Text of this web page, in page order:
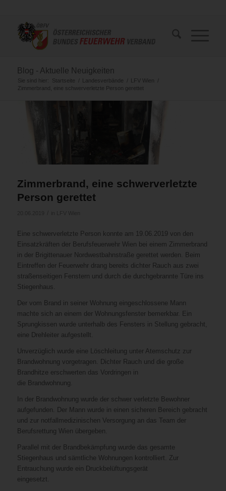
Blog - Aktuelle Neuigkeiten
Sie sind hier: Startseite / Landesverbände / LFV Wien
/
Zimmerbrand, eine schwerverletzte Person gerettet
Zimmerbrand, eine schwerverletzte
Person gerettet
Eine schwerverletzte Person konnte am 19.06.2019 von den
Einsatzkräften der Berufsfeuerwehr Wien bei einem Zimmerbrand
in der Brigittenauer Nordwestbahnstraße gerettet werden. Beim
Eintreffen der Feuerwehr drang bereits dichter Rauch aus zwei
straßenseitigen Fenstern und durch die durchgebrannte Türe ins
Stiegenhaus.
Der vom Brand in seiner Wohnung eingeschlossene Mann
machte sich an einem der Wohnungsfenster bemerkbar. Ein
Sprungkissen wurde unterhalb des Fensters in Stellung gebracht,
eine Drehleiter aufgestellt.
Unverzüglich wurde eine Löschleitung unter Atemschutz zur
Brandwohnung vorgetragen. Dichter Rauch und die große
Brandhitze erschwerten das Vordringen in
die Brandwohnung.
In der Brandwohnung wurde der schwer verletzte Bewohner
aufgefunden. Der Mann wurde in einen sicheren Bereich gebracht
und zur notfallmedizinischen Versorgung an das Team der
Berufsrettung Wien übergeben.
Parallel mit der Brandbekämpfung wurde das gesamte
Stiegenhaus und sämtliche Wohnungen kontrolliert. Zur
Entrauchung wurde ein Druckbelüftungsgerät
eingesetzt.